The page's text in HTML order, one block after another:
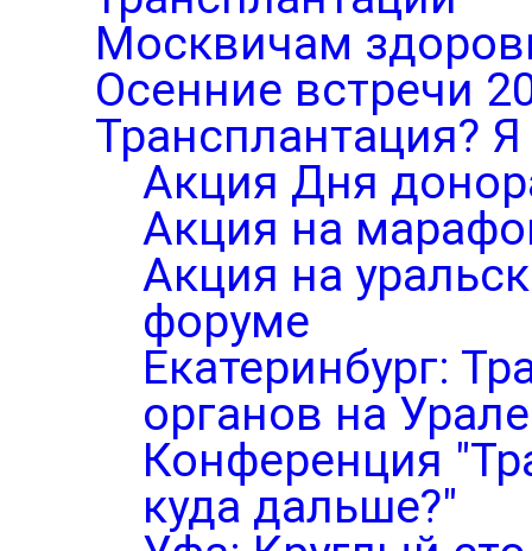
Москвичам
Осенние встречи
Трансплантация?
Акция Дня
Акция на
Акция на
форуме
Екатеринбург:
органов на Урале
Конференция
куда дальше?"